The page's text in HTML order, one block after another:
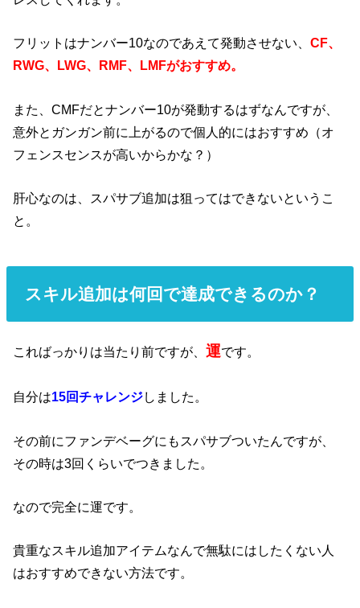
フリットはナンバー10なのであえて発動させない、CF、
RWG、LWG、RMF、LMFがおすすめ。
また、CMFだとナンバー10が発動するはずなんですが、
意外とガンガン前に上がるので個人的にはおすすめ（オ
フェンスセンスが高いからかな？）
肝心なのは、スパサブ追加は狙ってはできないというこ
と。
スキル追加は何回で達成できるのか？
こればっかりは当たり前ですが、運です。
自分は15回チャレンジしました。
その前にファンデベーグにもスパサブついたんですが、
その時は3回くらいでつきました。
なので完全に運です。
貴重なスキル追加アイテムなんで無駄にはしたくない人
はおすすめできない方法です。